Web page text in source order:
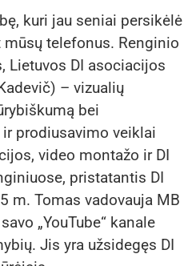
kuri jau seniai persikėlė
telefonus. Renginio
Lietuvos DI asociacijos
– vizualių
bei
prodiusavimo veiklai
video montažo ir DI
pristatantis DI
m. Tomas vadovauja MB
„YouTube“ kanale
Jis yra užsidegęs DI